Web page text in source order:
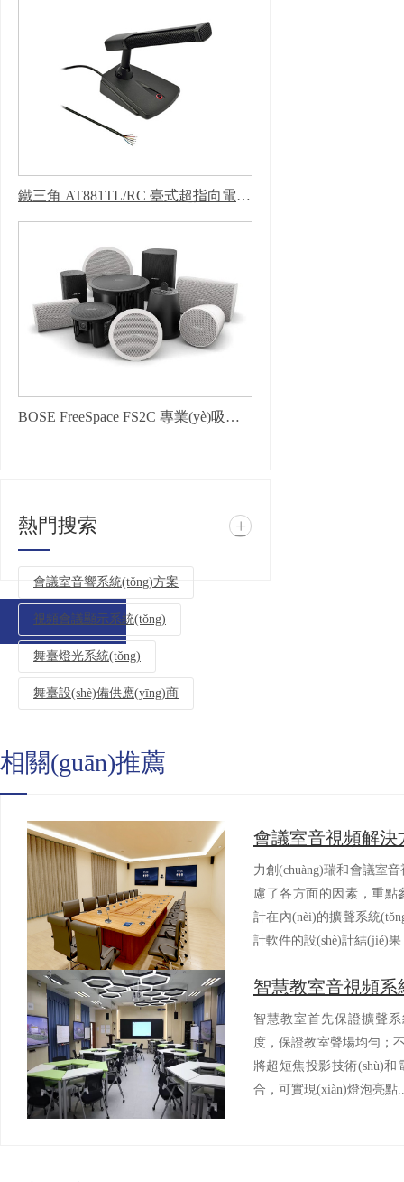
鐵三角 AT881TL/RC 臺式超指向電容話筒(帶LED燈及遙控功能)
BOSE FreeSpace FS2C 專業(yè)吸頂揚聲器 吸頂音響 家庭影院音響 家庭背景音樂套裝 全屋音響組合嵌入式音樂系統(tǒng)套裝 吊頂音響
熱門搜索 +
會議室音響系統(tǒng)方案
視頻會議顯示系統(tǒng)
舞臺燈光系統(tǒng)
舞臺設(shè)備供應(yīng)商
相關(guān)推薦
力創(chuàng)瑞和會議室
慮了各方面的因素，重
計在內(nèi)的擴聲系統
計軟件的設(shè)計結(jié)果
智慧教室首先保證擴聲
度，保證教室聲場均勻；不
將超短焦投影技術(shù)和
合，可實現(xiàn)燈泡亮